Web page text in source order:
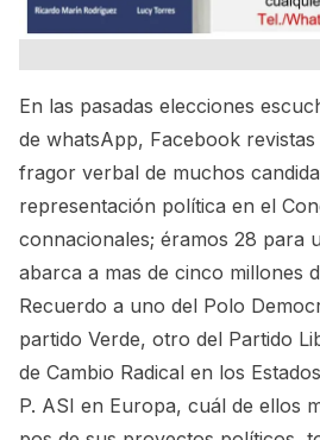
En las pasadas elecciones
de whatsApp, Facebook revistas
fragor verbal de muchos
representación política en el
connacionales; éramos 28 para
abarca a mas de cinco millones
Recuerdo a uno del Polo
partido Verde, otro del Partido
de Cambio Radical en los
P. ASI en Europa, cuál de ellos